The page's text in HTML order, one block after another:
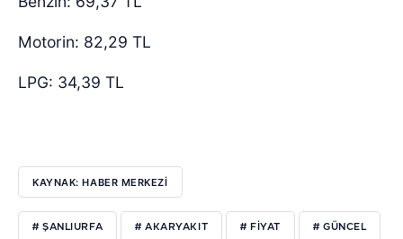
Motorin: 82,29 TL
LPG: 34,39 TL
KAYNAK: HABER MERKEZİ
# ŞANLIURFA # AKARYAKIT # FİYAT # GÜNCEL